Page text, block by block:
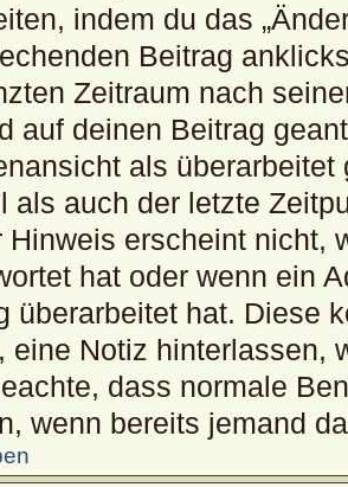
indem du das
Beitrag
Zeitraum nach
auf deinen Beitrag
als
als auch der letzte
Hinweis erscheint nicht,
hat oder wenn ein
überarbeitet hat. Diese
eine Notiz hinterlassen,
dass normale
wenn bereits jemand